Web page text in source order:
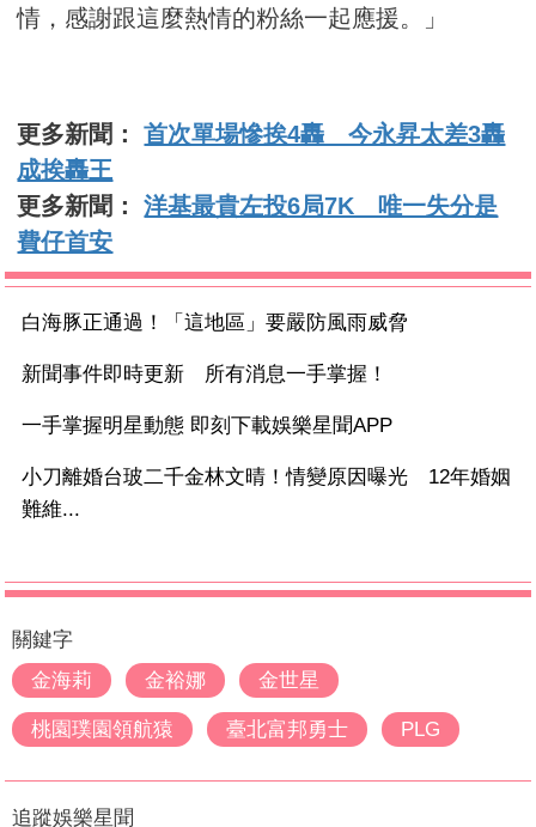
情，感謝跟這麼熱情的粉絲一起應援。」
更多新聞：首次單場慘挨4轟 今永昇太差3轟
成挨轟王
更多新聞：洋基最貴左投6局7K 唯一失分是
費仔首安
白海豚正通過！「這地區」要嚴防風雨威脅
新聞事件即時更新 所有消息一手掌握！
一手掌握明星動態 即刻下載娛樂星聞APP
小刀離婚台玻二千金林文晴！情變原因曝光 12年婚姻
難維...
關鍵字
金海莉
金裕娜 金世星
桃園璞園領航猿 臺北富邦勇士 PLG
追蹤娛樂星聞